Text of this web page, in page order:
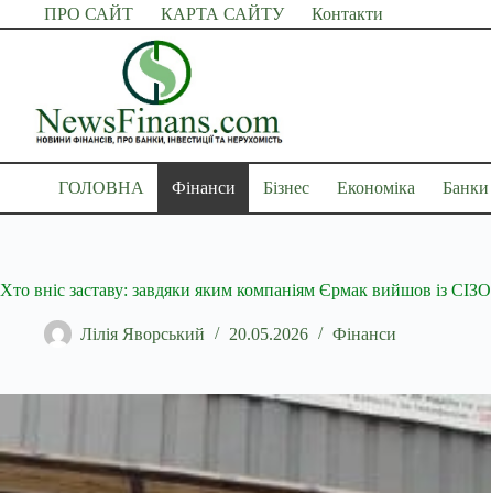
Перейти
до
ПРО САЙТ КАРТА САЙТУ Контакти
ГОЛОВНА Фінанси Бізнес Економіка Банки
Хто вніс заставу: завдяки яким компаніям Єрмак вийшов із СІЗО
Лілія Яворський 20.05.2026 Фінанси